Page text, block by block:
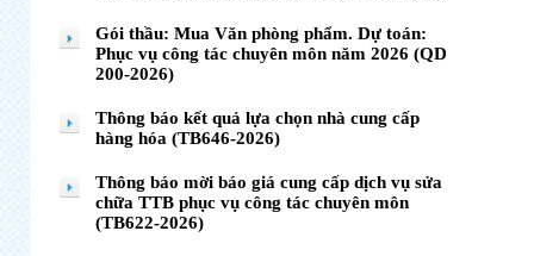
Gói thầu: Mua Văn phòng phẩm. Dự toán:
Phục vụ công tác chuyên môn năm 2026 (QD
200-2026)
Thông báo kết quả lựa chọn nhà cung cấp
hàng hóa (TB646-2026)
Thông báo mời báo giá cung cấp dịch vụ sửa
chữa TTB phục vụ công tác chuyên môn
(TB622-2026)